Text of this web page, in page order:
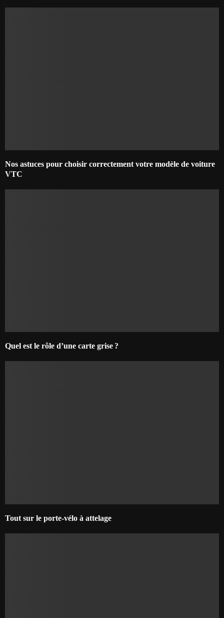
Nos astuces pour choisir correctement votre modèle de voiture
VTC
Quel est le rôle d’une carte grise ?
Tout sur le porte-vélo à attelage